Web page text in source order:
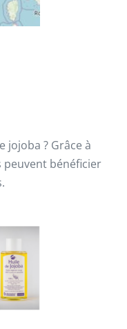
jojoba ? Grâce à
bénéficier